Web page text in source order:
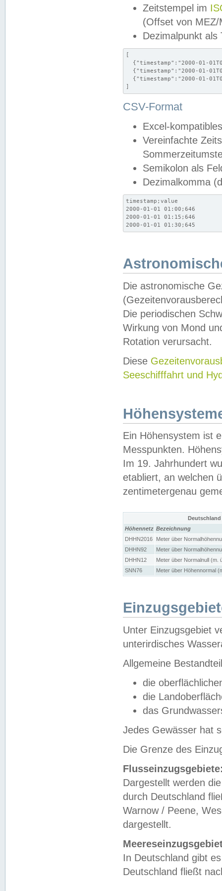
Zeitstempel im
(Offset von MEZ/
Dezimalpunkt als
[
{"timestamp":"2000-01-
{"timestamp":"2000-01-
{"timestamp":"2000-01-
]
CSV-Format
Excel-
Vereinfachte
Semikolon als
Dezimalkomma
timestamp;value
2000-01-01 01:00;646
2000-01-01 01:15;646
2000-01-01 01:30;645
Die astronomische
Die periodischen
Wirkung von Mond
Rotation verursacht.
Diese
Seeschifffahrt und
Ein Höhensystem ist
Messpunkten.
Im 19. Jahrhundert
etabliert, an welchen
zentimetergenau
Höhennetz Bezeichnung
DHHN2016
Meter über
DHHN92
Meter über
DHHN12
Meter über Normalnull (m.
SNN76
Meter über Höhennormal
Unter Einzugsgebiet
unterirdisches
Allgemeine
die
die
das
Jedes Gewässer hat
Die Grenze des
Dargestellt werden
durch Deutschland
Warnow / Peene,
dargestellt.
In Deutschland gibt
Deutschland fließt